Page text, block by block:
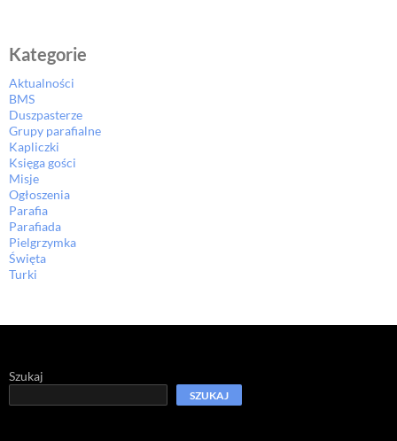
Kategorie
Aktualności
BMS
Duszpasterze
Grupy parafialne
Kapliczki
Księga gości
Misje
Ogłoszenia
Parafia
Parafiada
Pielgrzymka
Święta
Turki
Szukaj
SZUKAJ